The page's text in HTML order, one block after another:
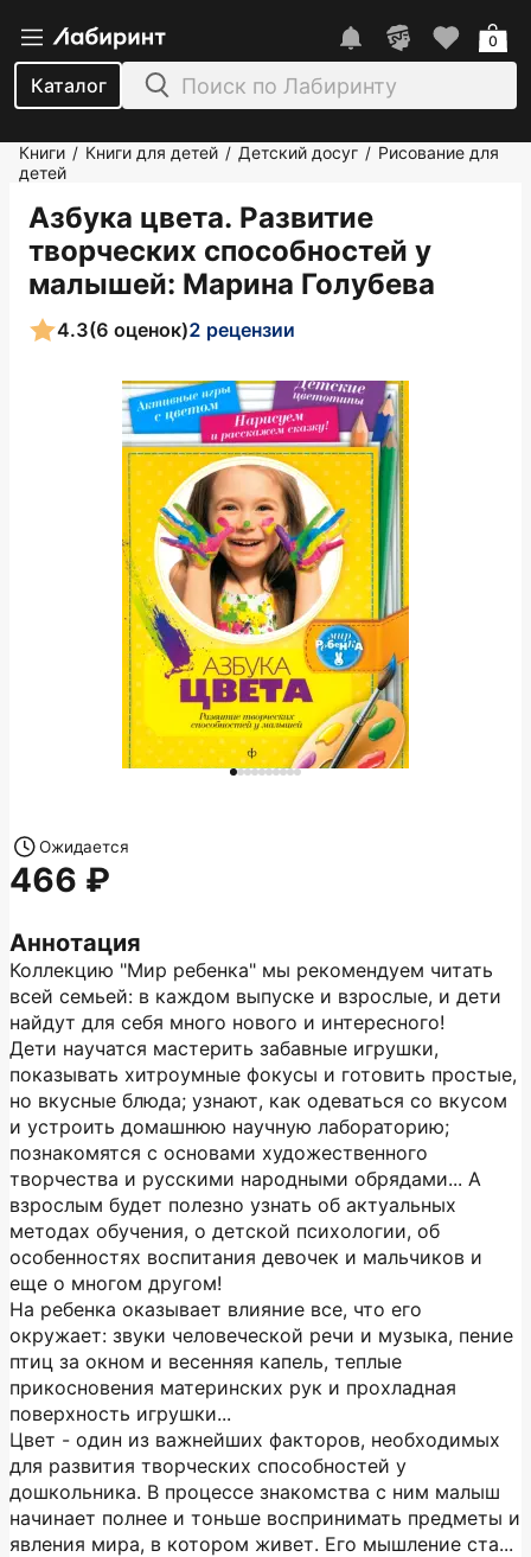
Каталог
0
Книги / Книги для детей / Детский досуг / Рисование для
детей
Азбука цвета. Развитие
творческих способностей у
малышей: Марина Голубева
4.3(6 оценок)2 рецензии
Аннотация
Коллекцию "Мир ребенка" мы рекомендуем читать
всей семьей: в каждом выпуске и взрослые, и дети
найдут для себя много нового и интересного!
Дети научатся мастерить забавные игрушки,
показывать хитроумные фокусы и готовить простые,
но вкусные блюда; узнают, как одеваться со вкусом
и устроить домашнюю научную лабораторию;
познакомятся с основами художественного
творчества и русскими народными обрядами... А
взрослым будет полезно узнать об актуальных
методах обучения, о детской психологии, об
особенностях воспитания девочек и мальчиков и
еще о многом другом!
На ребенка оказывает влияние все, что его
окружает: звуки человеческой речи и музыка, пение
птиц за окном и весенняя капель, теплые
прикосновения материнских рук и прохладная
поверхность игрушки...
Цвет - один из важнейших факторов, необходимых
для развития творческих способностей у
дошкольника. В процессе знакомства с ним малыш
начинает полнее и тоньше воспринимать предметы и
явления мира, в котором живет. Его мышление ста...
Ожидается
466